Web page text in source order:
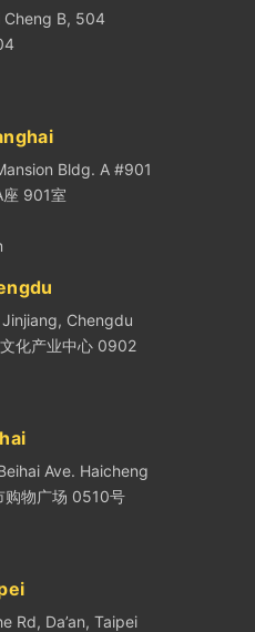
Cheng B, 504
Bldg. A #901
901室
Chengdu
化产业中心 0902
Ave. Haicheng
购物广场 0510号
Rd, Da’an, Taipei